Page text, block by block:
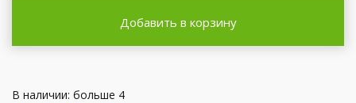
Добавить в корзину
В наличии: больше 4